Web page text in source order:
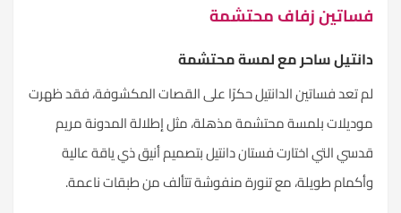
فساتين زفاف محتشمة
دانتيل ساحر مع لمسة محتشمة
لم تعد فساتين الدانتيل حكرًا على القصات المكشوفة، فقد ظهرت
موديلات بلمسة محتشمة مذهلة، مثل إطلالة المدونة مريم
قدسي التي اختارت فستان دانتيل بتصميم أنيق ذي ياقة عالية
وأكمام طويلة، مع تنورة منفوشة تتألف من طبقات ناعمة.